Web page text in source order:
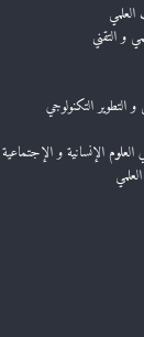
العلمي
و التقني
و التطوير التكنولوجي
العلوم الإنسانية و الإجتماعية